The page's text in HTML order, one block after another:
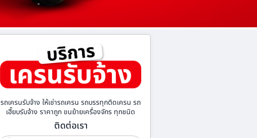
รถเครนรับจ้าง ให้เช่ารถเครน รถบรรทุกติดเครน รถ
เฮี๊ยบรับจ้าง ราคาถูก ขนย้ายเครื่องจักร ทุกชนิด
ติดต่อเรา